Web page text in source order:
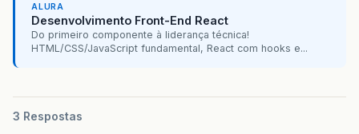
ALURA
Desenvolvimento Front-End React
Do primeiro componente à liderança técnica!
HTML/CSS/JavaScript fundamental, React com hooks e...
3 Respostas